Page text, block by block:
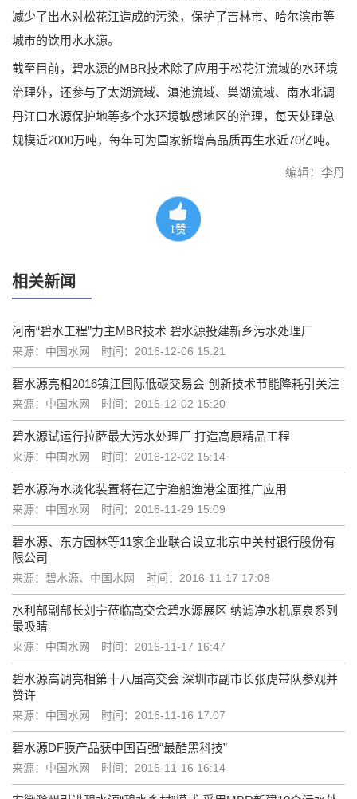
减少了出水对松花江造成的污染，保护了吉林市、哈尔滨市等
城市的饮用水水源。
截至目前，碧水源的MBR技术除了应用于松花江流域的水环境
治理外，还参与了太湖流域、滇池流域、巢湖流域、南水北调
丹江口水源保护地等多个水环境敏感地区的治理，每天处理总
规模近2000万吨，每年可为国家新增高品质再生水近70亿吨。
编辑：李丹
1 赞
相关新闻
河南“碧水工程”力主MBR技术 碧水源投建新乡污水处理厂
来源：中国水网 时间：2016-12-06 15:21
碧水源亮相2016镇江国际低碳交易会 创新技术节能降耗引关注
来源：中国水网 时间：2016-12-02 15:20
碧水源试运行拉萨最大污水处理厂 打造高原精品工程
来源：中国水网 时间：2016-12-02 15:14
碧水源海水淡化装置将在辽宁渔船渔港全面推广应用
来源：中国水网 时间：2016-11-29 15:09
碧水源、东方园林等11家企业联合设立北京中关村银行股份有
限公司
来源：碧水源、中国水网 时间：2016-11-17 17:08
水利部副部长刘宁莅临高交会碧水源展区 纳滤净水机原泉系列
最吸睛
来源：中国水网 时间：2016-11-17 16:47
碧水源高调亮相第十八届高交会 深圳市副市长张虎带队参观并
赞许
来源：中国水网 时间：2016-11-16 17:07
碧水源DF膜产品获中国百强“最酷黑科技”
来源：中国水网 时间：2016-11-16 16:14